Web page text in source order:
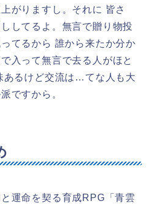
がりますし。それに 皆さ
してるよ。無言で贈り物投
てるから 誰から来たか分か
入って無言で去る人がほと
あるけど交流は…てな人も大
ですから。
運命を契る育成RPG「青雲